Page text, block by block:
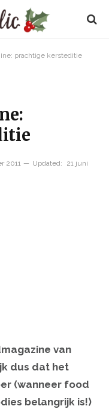
prachtige kersteditie
2011 Updated:
21 juni
van
dus dat het
(wanneer food
belangrijk is!)